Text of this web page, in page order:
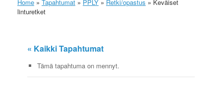
Home » Tapahtumat » PPLY » Retki/opastus » Keväiset
linturetket
« Kaikki Tapahtumat
Tämä tapahtuma on mennyt.